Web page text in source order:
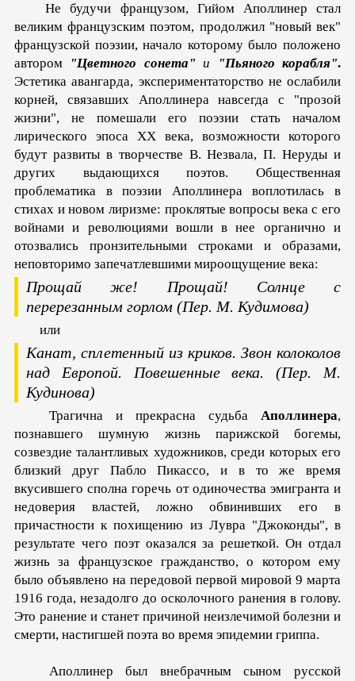
Не будучи французом, Гийом Аполлинер стал
великим французским поэтом, продолжил "новый век"
французской поэзии, начало которому было положено
автором
"Цветного сонета"и "Пьяного корабля".
Эстетика авангарда, экспериментаторство не ослабили
корней, связавших Аполлинера навсегда с "прозой
жизни", не помешали его поэзии стать началом
лирического эпоса XX века, возможности которого
будут развиты в творчестве В. Незвала, П. Неруды и
других выдающихся поэтов. Общественная
проблематика в поэзии Аполлинера воплотилась в
стихах и новом лиризме: проклятые вопросы века с его
войнами и революциями вошли в нее органично и
отозвались пронзительными строками и образами,
неповторимо запечатлевшими мироощущение века:
Прощай же! Прощай!
Солнце с
перерезанным горлом (Пер. М. Кудимова)
или
Канат, сплетенный из криков. Звон колоколов
над Европой. Повешенные века.
(Пер. М.
Кудинова)
Трагична и прекрасна судьба Аполлинера,
познавшего шумную жизнь парижской богемы,
созвездие талантливых художников, среди которых его
близкий друг Пабло Пикассо, и в то же время
вкусившего сполна горечь от одиночества эмигранта и
недоверия властей, ложно обвинивших его в
причастности к похищению из Лувра "Джоконды", в
результате чего поэт оказался за решеткой. Он отдал
жизнь за французское гражданство, о котором ему
было объявлено на передовой первой мировой 9 марта
1916 года, незадолго до осколочного ранения в голову.
Это ранение и станет причиной неизлечимой болезни и
смерти, настигшей поэта во время эпидемии гриппа.
Аполлинер был внебрачным сыном русской